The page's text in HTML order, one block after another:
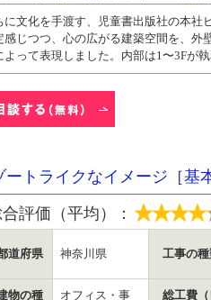
に文化を手渡す、児童書出版社の本社
感じつつ、心の広がる建築空間を、外
よって表現しました。内部は1〜3Fが
トライクなイメージ［基
評価（平均）：
道府県 神奈川県 工事の
物の種
オフィス・事
総工費（